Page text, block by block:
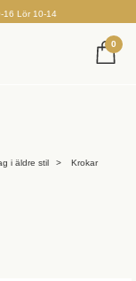
16 Lör 10-14
0
i äldre stil Krokar